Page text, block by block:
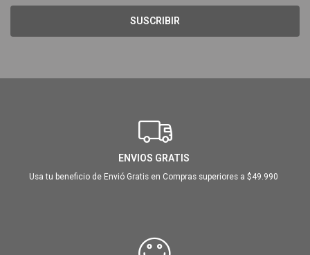
SUSCRIBIR
ENVIOS GRATIS
Usa tu beneficio de Envió Gratis en Compras superiores a $49.990